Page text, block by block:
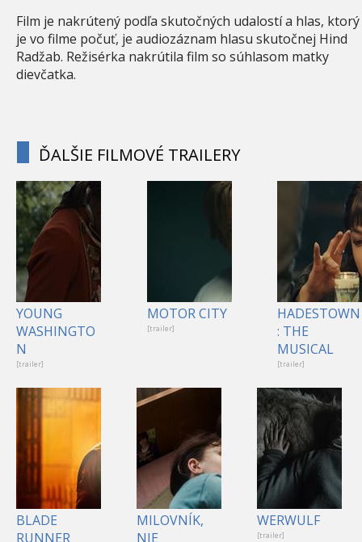
Film je nakrútený podľa skutočných udalostí a hlas, ktorý
je vo filme počuť, je audiozáznam hlasu skutočnej Hind
Radžab. Režisérka nakrútila film so súhlasom matky
dievčatka.
ĎALŠIE FILMOVÉ TRAILERY
YOUNG
WASHINGTO
N
[trailer]
MOTOR CITY
[trailer]
HADESTOWN
: THE
MUSICAL
[trailer]
BLADE
RUNNER
MILOVNÍK,
NIE
WERWULF
[trailer]